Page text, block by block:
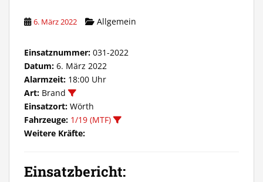
6. März 2022 Allgemein
Einsatznummer: 031-2022
Datum: 6. März 2022
Alarmzeit: 18:00 Uhr
Art: Brand
Einsatzort: Wörth
Fahrzeuge: 1/19 (MTF)
Weitere Kräfte:
Einsatzbericht: